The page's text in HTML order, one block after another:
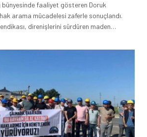
bünyesinde faaliyet gösteren Doruk
arama mücadelesi zaferle sonuçlandı.
direnişlerini sürdüren maden…